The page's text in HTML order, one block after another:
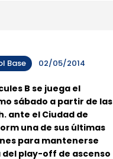
Base 02/05/2014
B se juega el
sábado a partir de las
ante el Ciudad de
una de sus últimas
para mantenerse
del play-off de ascenso